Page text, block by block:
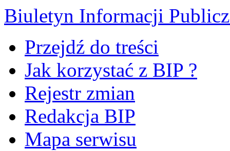
Biuletyn Informacji
Przejdź do treści
Jak korzystać z BIP ?
Rejestr zmian
Redakcja BIP
Mapa serwisu